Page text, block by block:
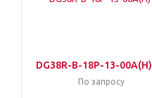
DG38R-B-18P-13-00A(H)
По запросу